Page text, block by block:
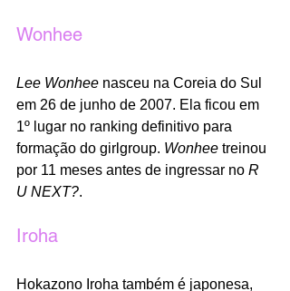
Wonhee
Lee Wonhee nasceu na Coreia do Sul
em 26 de junho de 2007. Ela ficou em
1º lugar no ranking definitivo para
formação do girlgroup. Wonhee treinou
por 11 meses antes de ingressar no R
U NEXT?.
Iroha
Hokazono Iroha também é japonesa,